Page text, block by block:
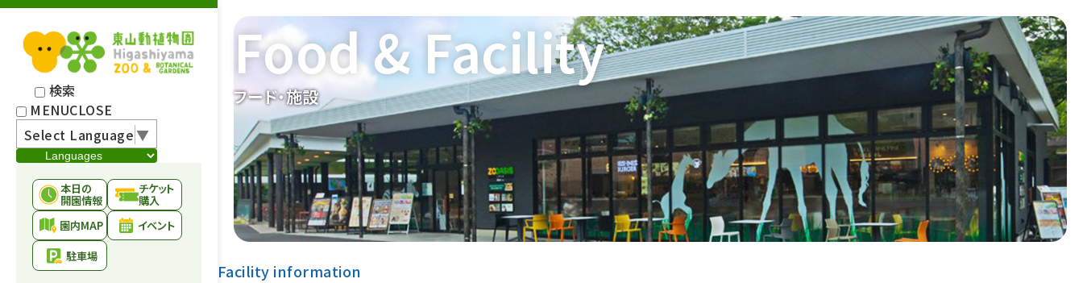
検索
MENUCLOSE
Select Language▼
本日の
開園情報
チケット
購入
園内MAP
イベント
駐車場
Food & Facility
フード・施設
Facility information